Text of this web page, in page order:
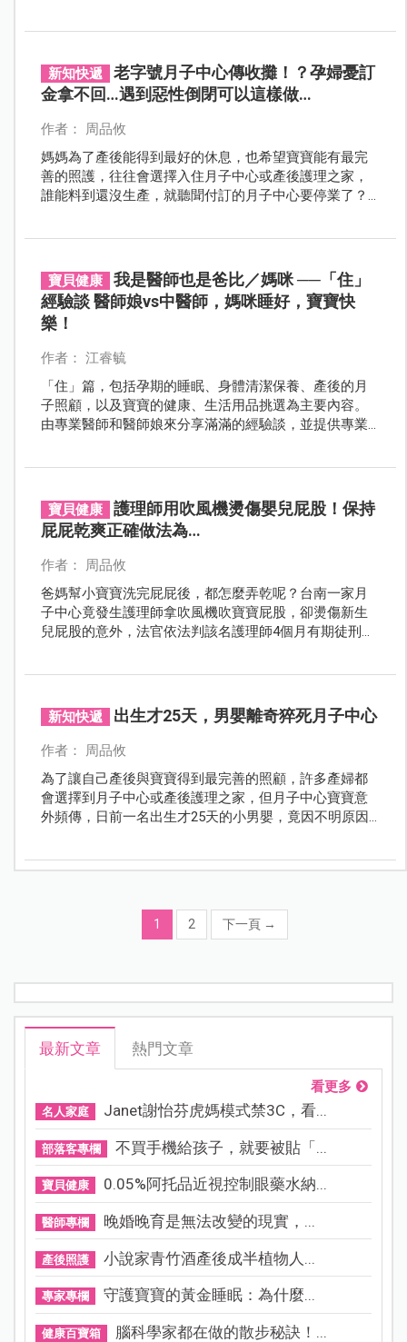
一定要好起來。」
新知快遞
老字號月子中心傳收攤！？孕婦憂訂
金拿不回…遇到惡性倒閉可以這樣做…
作者： 周品攸
媽媽為了產後能得到最好的休息，也希望寶寶能有最完
善的照護，往往會選擇入住月子中心或產後護理之家，
誰能料到還沒生產，就聽聞付訂的月子中心要停業了？
寶貝健康
我是醫師也是爸比／媽咪 ──「住」
經驗談 醫師娘vs中醫師，媽咪睡好，寶寶快
樂！
作者： 江睿毓
「住」篇，包括孕期的睡眠、身體清潔保養、產後的月
子照顧，以及寶寶的健康、生活用品挑選為主要內容。
由專業醫師和醫師娘來分享滿滿的經驗談，並提供專業
寶貝健康
護理師用吹風機燙傷嬰兒屁股！保持
屁屁乾爽正確做法為…
作者： 周品攸
爸媽幫小寶寶洗完屁屁後，都怎麼弄乾呢？台南一家月
子中心竟發生護理師拿吹風機吹寶寶屁股，卻燙傷新生
兒屁股的意外，法官依法判該名護理師4個月有期徒刑。
新知快遞 出生才25天，男嬰離奇猝死月子中心
作者： 周品攸
為了讓自己產後與寶寶得到最完善的照顧，許多產婦都
會選擇到月子中心或產後護理之家，但月子中心寶寶意
外頻傳，日前一名出生才25天的小男嬰，竟因不明原因
1 2 下一頁 →
最新文章 熱門文章
看更多
名人家庭 Janet謝怡芬虎媽模式禁3C，看...
部落客專欄 不買手機給孩子，就要被貼「...
寶貝健康 0.05%阿托品近視控制眼藥水納...
醫師專欄 晚婚晚育是無法改變的現實，...
產後照護 小說家青竹酒產後成半植物人...
專家專欄 守護寶寶的黃金睡眠：為什麼...
健康百寶箱 腦科學家都在做的散步秘訣！...